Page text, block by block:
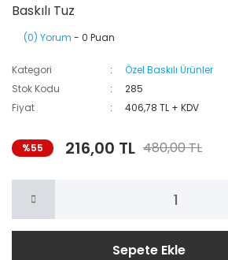
Baskılı Tuz
(0) Yorum - 0 Puan
Kategori
Özel Baskılı Ürünler
Stok Kodu
285
Fiyat
406,78 TL + KDV
%55 216,00 TL 480,00 TL
Sepete Ekle